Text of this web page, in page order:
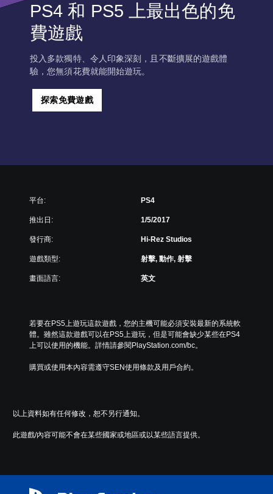
PS4 和 PS5 上最出色的免
費遊戲
投入多款獨特、令人印象深刻，且不斷擴展的遊戲體
驗，您無須花費就能開始遊玩。
探索免費遊戲
平台: PS4
推出日: 1/5/2017
發行商: Hi-Rez Studios
遊戲類型: 射擊, 動作, 射擊
畫面語言: 英文
若要在PS5上遊玩這款遊戲，您的主機可能必須安裝最新的系統軟
體。雖然這款遊戲可以在PS5上遊玩，但是可能會缺少某些在PS4
上可以使用的機能。詳情請參閱PlayStation.com/bc。
購買或使用本內容需遵守SEN使用條款及用戶合約。
以上資料如有任何修改，恕不另行通知。
此遊戲/內容可能不會在某些國家或地區或以某些語言提供。